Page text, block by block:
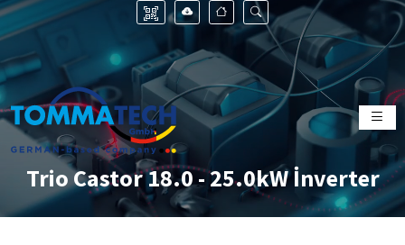
Trio Castor 18.0 - 25.0kW İnverter